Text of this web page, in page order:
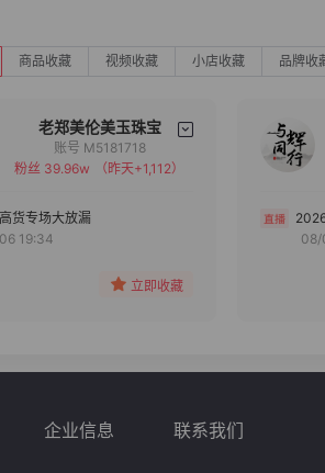
商品收藏 视频收藏 小店收藏 品牌收
老郑美伦美玉珠宝
备注
分组
账号 M5181718
粉丝 39.96w
（昨天+1,112）
货专场大放漏
19:34
立即收藏
08/
企业信息 联系我们